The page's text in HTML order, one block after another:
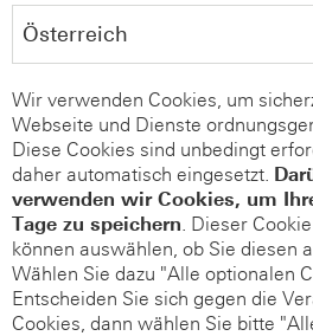
Wir verwenden Cookies, um
Webseite und Dienste
Diese Cookies sind unbedingt
daher automatisch eingesetzt.
verwenden wir Cookies, um
Tage zu speichern. Dieser
können auswählen, ob Sie diesen
Wählen Sie dazu "Alle optionalen
Entscheiden Sie sich gegen die
Cookies, dann wählen Sie bitte